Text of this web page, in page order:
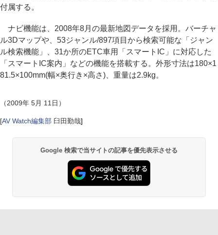
付属する。
ナビ機能は、2008年8月の最新地図データを採用。バーチャ
ル3Dマップや、53ジャンル/897項目から検索可能な「ジャン
ル検索機能」、31か所のETC車用「スマートIC」に対応した
「スマートIC案内」などの機能を搭載する。外形寸法は180×1
81.5×100mm(幅×奥行き×高さ)、重量は2.9kg。
（2009年 5月 11日）
[AV Watch編集部 臼田勤哉]
Google 検索で当サイトの記事を優先表示させる